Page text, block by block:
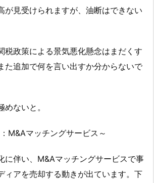
が見受けられますが、油断はできない
税政策による景気悪化懸念はまだくす
た追加で何を言い出すか分からないで
ないと。
M&Aマッチングサービス～
に伴い、M&Aマッチングサービスで事
ィアを売却する動きが出ています。下